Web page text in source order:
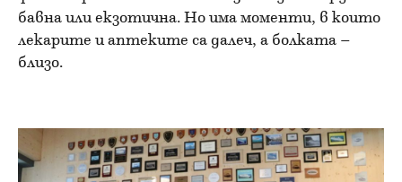
бавна или екзотична. Но има моменти, в които
лекарите и аптеките са далеч, а болката –
близо.